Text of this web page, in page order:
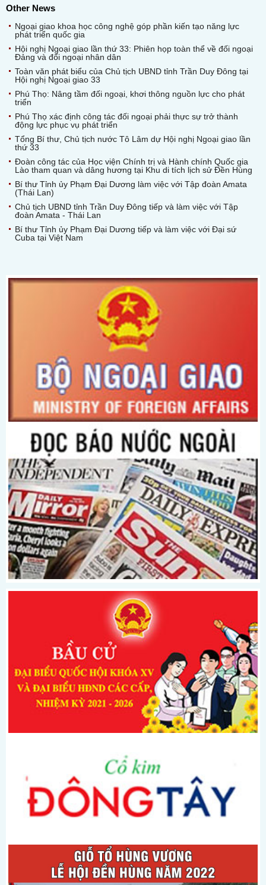
Other News
Ngoại giao khoa học công nghệ góp phần kiến tạo năng lực
phát triển quốc gia
Hội nghị Ngoại giao lần thứ 33: Phiên họp toàn thể về đối ngoại
Đảng và đối ngoại nhân dân
Toàn văn phát biểu của Chủ tịch UBND tỉnh Trần Duy Đông tại
Hội nghị Ngoại giao 33
Phú Thọ: Nâng tầm đối ngoại, khơi thông nguồn lực cho phát
triển
Phú Thọ xác định công tác đối ngoại phải thực sự trở thành
động lực phục vụ phát triển
Tổng Bí thư, Chủ tịch nước Tô Lâm dự Hội nghị Ngoại giao lần
thứ 33
Đoàn công tác của Học viện Chính trị và Hành chính Quốc gia
Lào tham quan và dâng hương tại Khu di tích lịch sử Đền Hùng
Bí thư Tỉnh ủy Phạm Đại Dương làm việc với Tập đoàn Amata
(Thái Lan)
Chủ tịch UBND tỉnh Trần Duy Đông tiếp và làm việc với Tập
đoàn Amata - Thái Lan
Bí thư Tỉnh ủy Phạm Đại Dương tiếp và làm việc với Đại sứ
Cuba tại Việt Nam